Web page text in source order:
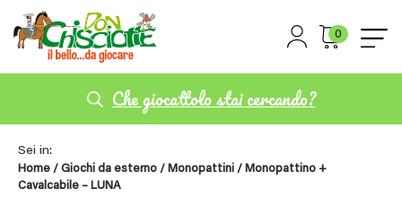
0
Che giocattolo stai cercando?
Sei in:
Home / Giochi da esterno / Monopattini / Monopattino +
Cavalcabile – LUNA